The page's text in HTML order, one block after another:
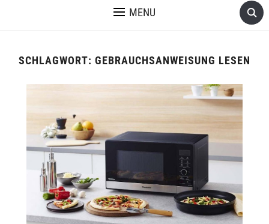
MENU
SCHLAGWORT: GEBRAUCHSANWEISUNG LESEN